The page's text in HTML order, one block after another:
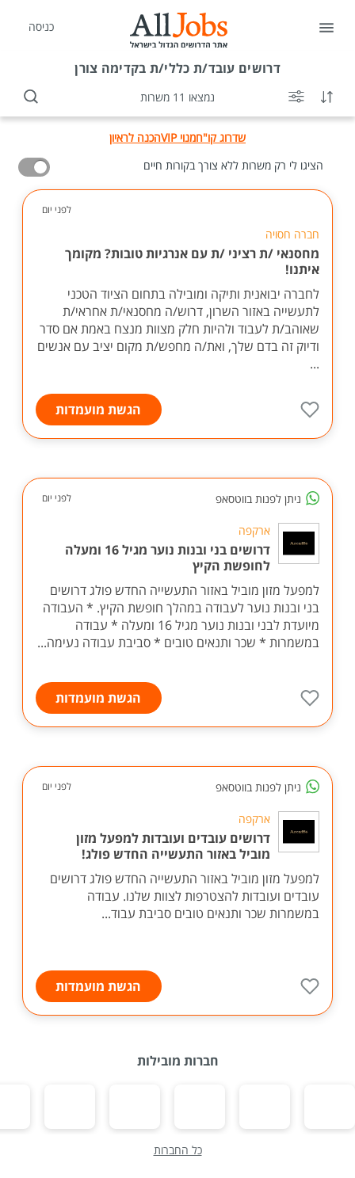
כניסה
דרושים עובד/ת כללי/ת בקדימה צורן
נמצאו 11 משרות
שדרוג קו"חמנוי VIP
הכנה לראיון
הציגו לי רק משרות ללא צורך בקורות חיים
לפני יום
חברה חסויה
מחסנאי /ת רציני /ת עם אנרגיות טובות? מקומך
איתנו!
לחברה יבואנית ותיקה ומובילה בתחום הציוד הטכני
לתעשייה באזור השרון, דרוש/ה מחסנאי/ת אחראי/ת
שאוהב/ת לעבוד ולהיות חלק מצוות מנצח באמת אם סדר
ודיוק זה בדם שלך, ואת/ה מחפש/ת מקום יציב עם אנשים
...
הגשת מועמדות
ניתן לפנות בווטסאפ לפני יום
ארקפה
דרושים בני ובנות נוער מגיל 16 ומעלה
לחופשת הקיץ
למפעל מזון מוביל באזור התעשייה החדש פולג דרושים
בני ובנות נוער לעבודה במהלך חופשת הקיץ. * העבודה
מיועדת לבני ובנות נוער מגיל 16 ומעלה * עבודה
במשמרות * שכר ותנאים טובים * סביבת עבודה נעימה...
הגשת מועמדות
ניתן לפנות בווטסאפ לפני יום
ארקפה
דרושים עובדים ועובדות למפעל מזון
מוביל באזור התעשייה החדש פולג!
למפעל מזון מוביל באזור התעשייה החדש פולג דרושים
עובדים ועובדות להצטרפות לצוות שלנו. עבודה
במשמרות שכר ותנאים טובים סביבת עבוד...
הגשת מועמדות
חברות מובילות
כל החברות